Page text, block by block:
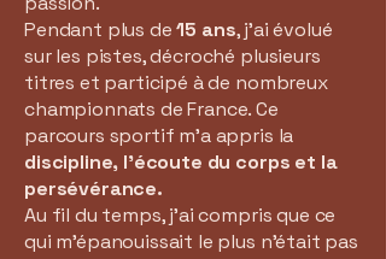
Pendant plus de15 ans, j’ai évolué
sur les pistes, décroché plusieurs
titres et participé à de nombreux
championnats de France. Ce
parcours sportif m’a appris la
discipline, l’écoute du corps et la
persévérance.
Au fil du temps, j’ai compris que ce
qui m’épanouissait le plus n’était pas